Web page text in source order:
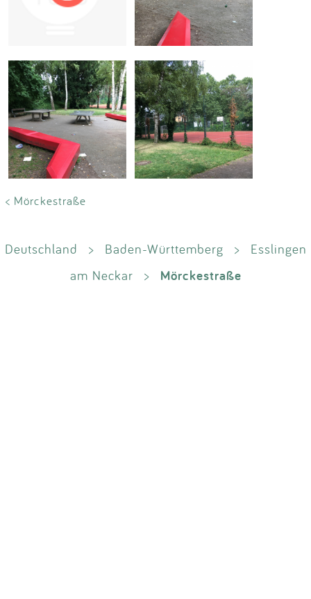
Anmelden
< Mörckestraße
Deutschland > Baden-Württemberg >
Esslingen
am Neckar
> Mörckestraße